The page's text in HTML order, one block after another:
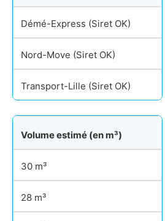
Démé-Express (Siret OK)
Nord-Move (Siret OK)
Transport-Lille (Siret OK)
Volume estimé (en m³)
30 m³
28 m³